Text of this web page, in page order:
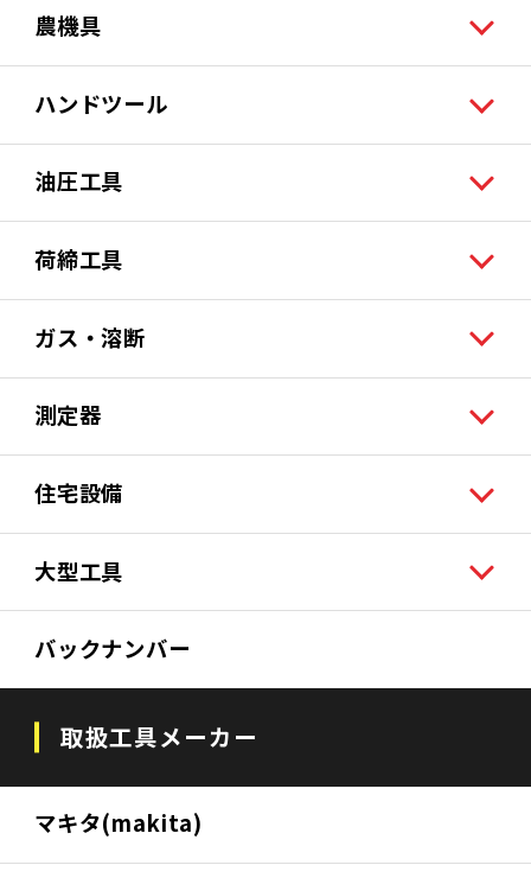
農機具
ハンドツール
油圧工具
荷締工具
ガス・溶断
測定器
住宅設備
大型工具
バックナンバー
取扱工具メーカー
マキタ(makita)